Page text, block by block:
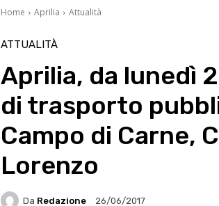
Home Aprilia Attualità
ATTUALITÀ
Aprilia, da lunedì
di trasporto
Campo di Carne,
Lorenzo
Da Redazione 26/06/2017